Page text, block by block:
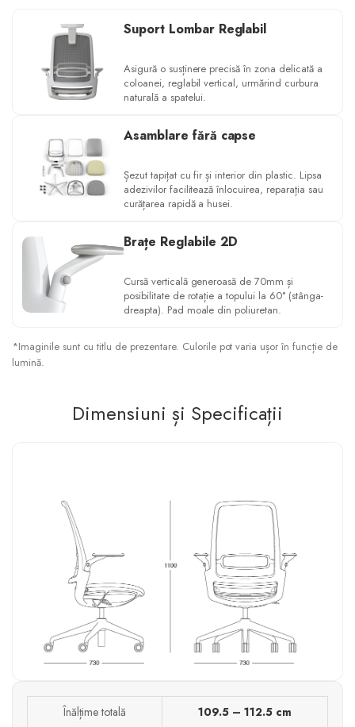
Suport Lombar Reglabil
Asigură o susținere precisă în zona delicată a
coloanei, reglabil vertical, urmărind curbura
naturală a spatelui.
Asamblare fără capse
Șezut tapițat cu fir și interior din plastic. Lipsa
adezivilor facilitează înlocuirea, reparația sau
curățarea rapidă a husei.
Brațe Reglabile 2D
Cursă verticală generoasă de 70mm și
posibilitate de rotație a topului la 60° (stânga-
dreapta). Pad moale din poliuretan.
*Imaginile sunt cu titlu de prezentare. Culorile pot varia ușor în funcție de
lumină.
Dimensiuni și Specificații
Înălțime totală
109.5 – 112.5 cm